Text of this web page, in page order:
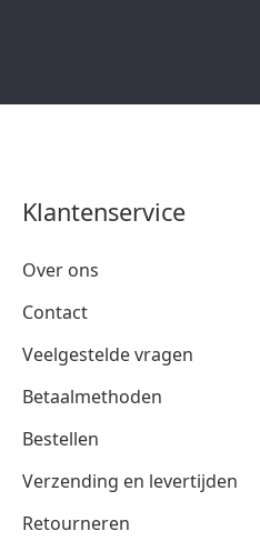
Klantenservice
Over ons
Contact
Veelgestelde vragen
Betaalmethoden
Bestellen
Verzending en levertijden
Retourneren